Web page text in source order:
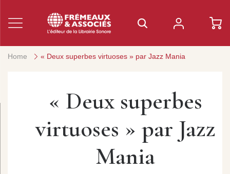
Home « Deux superbes virtuoses » par Jazz Mania
« Deux superbes
virtuoses » par Jazz
Mania